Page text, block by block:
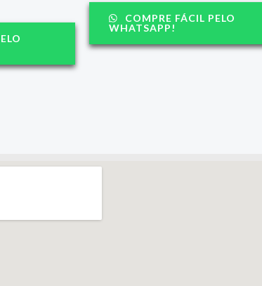
COMPRE FÁCIL PELO
WHATSAPP!